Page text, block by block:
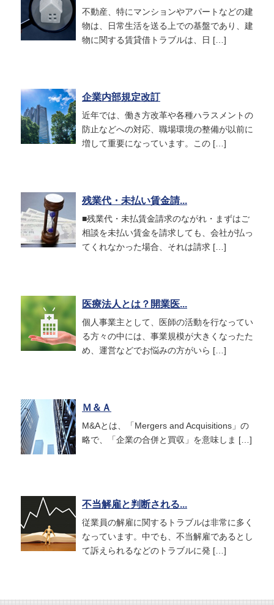
不動産、特にマンションやアパートなどの建
物は、日常生活を送る上での基盤であり、建
物に関する賃貸借トラブルは、日 […]
企業内部規定改訂
近年では、働き方改革や各種ハラスメントの
防止などへの対応、職場環境の整備が以前に
増して重要になっています。この […]
残業代・未払い賃金請...
■残業代・未払賃金請求のながれ・まずはご
相談を未払い賃金を請求しても、会社が払っ
てくれなかった場合、それは請求 […]
医療法人とは？開業医...
個人事業主として、医師の活動を行なってい
る方々の中には、事業規模が大きくなったた
め、運営などでお悩みの方がいら […]
Ｍ＆Ａ
M&Aとは、「Mergers and Acquisitions」の
略で、「企業の合併と買収」を意味しま […]
不当解雇と判断される...
従業員の解雇に関するトラブルは非常に多く
なっています。中でも、不当解雇であるとし
て訴えられるなどのトラブルに発 […]